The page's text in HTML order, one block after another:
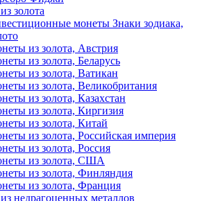
золота
монеты Знаки зодиака,
из золота, Австрия
из золота, Беларусь
из золота, Ватикан
из золота, Великобритания
из золота, Казахстан
из золота, Киргизия
из золота, Китай
из золота, Российская империя
из золота, Россия
из золота, США
из золота, Финляндия
из золота, Франция
недрагоценных металлов